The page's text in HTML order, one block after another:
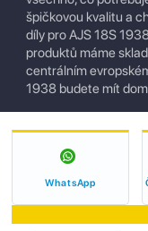
špičkovou kvalitu a
díly pro AJS 18S
produktů máme
centrálním
1938 budete mít
WhatsApp